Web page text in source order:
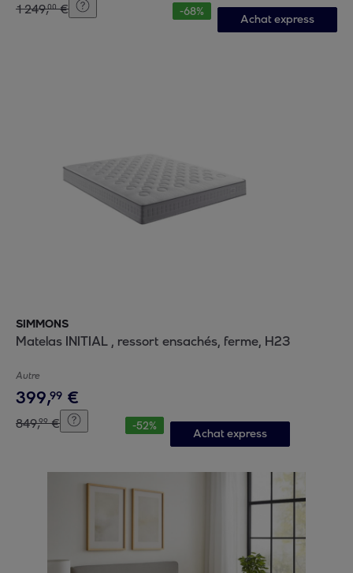
1249,00 € -68%
Achat express
SIMMONS
Matelas INITIAL , ressort ensachés, ferme, H23
Autre
399,99 €
849,99 € -52%
Achat express